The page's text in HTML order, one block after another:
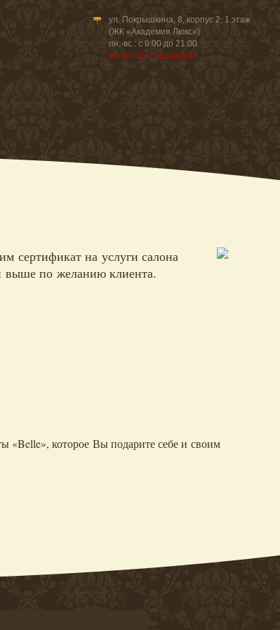
ул. Покрышкина, 8, корпус 2, 1 этаж
(ЖК «Академия Люкс»)
пн.-вс.: с 9:00 до 21:00
метро Юго-западная
сертификат на услуги салона
выше по желанию клиента.
которое Вы подарите себе и своим